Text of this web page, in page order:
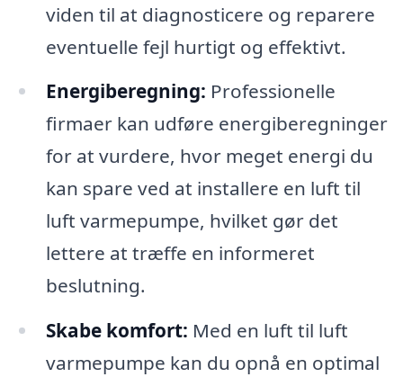
viden til at diagnosticere og reparere
eventuelle fejl hurtigt og effektivt.
Energiberegning: Professionelle
firmaer kan udføre energiberegninger
for at vurdere, hvor meget energi du
kan spare ved at installere en luft til
luft varmepumpe, hvilket gør det
lettere at træffe en informeret
beslutning.
Skabe komfort: Med en luft til luft
varmepumpe kan du opnå en optimal